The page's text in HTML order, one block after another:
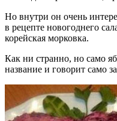
Но внутри он очень
в рецепте новогоднего
корейская морковка.
Как ни странно, но само
название и говорит само